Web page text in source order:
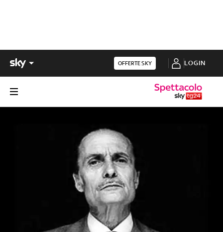
OFFERTE SKY LOGIN